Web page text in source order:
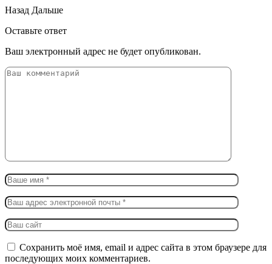
Назад Дальше
Оставьте ответ
Ваш электронный адрес не будет опубликован.
Сохранить моё имя, email и адрес сайта в этом браузере для
последующих моих комментариев.